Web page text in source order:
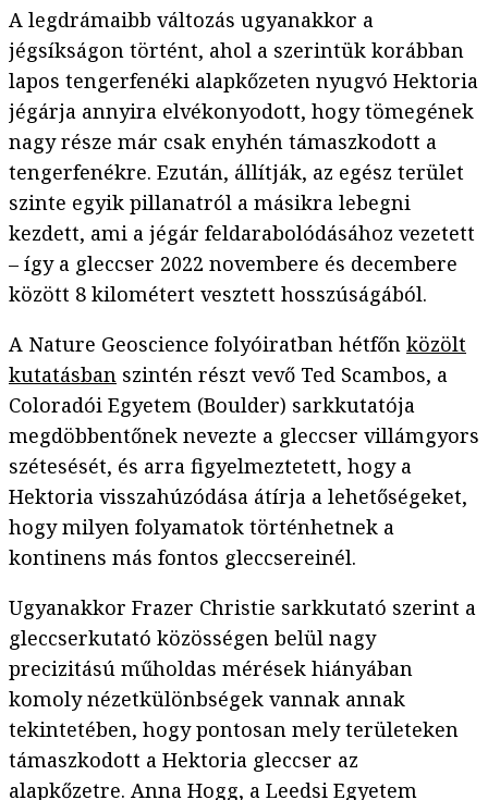
A legdrámaibb változás ugyanakkor a
jégsíkságon történt, ahol a szerintük korábban
lapos tengerfenéki alapkőzeten nyugvó Hektoria
jégárja annyira elvékonyodott, hogy tömegének
nagy része már csak enyhén támaszkodott a
tengerfenékre. Ezután, állítják, az egész terület
szinte egyik pillanatról a másikra lebegni
kezdett, ami a jégár feldarabolódásához vezetett
– így a gleccser 2022 novembere és decembere
között 8 kilométert vesztett hosszúságából.
A Nature Geoscience folyóiratban hétfőn közölt
kutatásban szintén részt vevő Ted Scambos, a
Coloradói Egyetem (Boulder) sarkkutatója
megdöbbentőnek nevezte a gleccser villámgyors
szétesését, és arra figyelmeztetett, hogy a
Hektoria visszahúzódása átírja a lehetőségeket,
hogy milyen folyamatok történhetnek a
kontinens más fontos gleccsereinél.
Ugyanakkor Frazer Christie sarkkutató szerint a
gleccserkutató közösségen belül nagy
precizitású műholdas mérések hiányában
komoly nézetkülönbségek vannak annak
tekintetében, hogy pontosan mely területeken
támaszkodott a Hektoria gleccser az
alapkőzetre. Anna Hogg, a Leedsi Egyetem